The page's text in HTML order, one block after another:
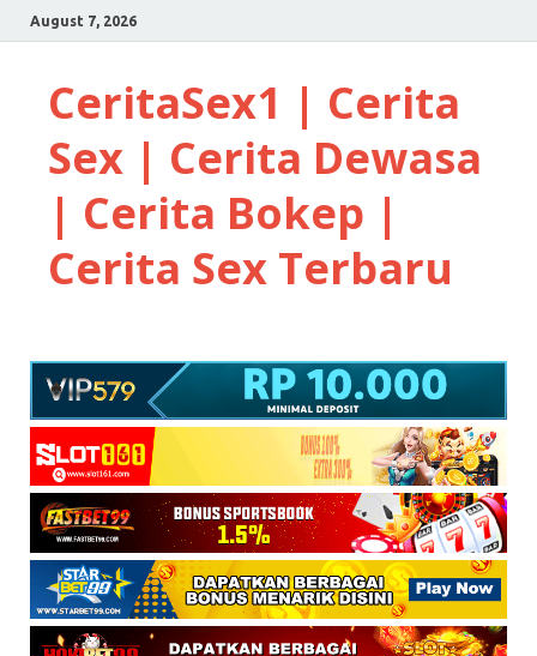
August 7, 2026
CeritaSex1 | Cerita
Sex | Cerita Dewasa
| Cerita Bokep |
Cerita Sex Terbaru